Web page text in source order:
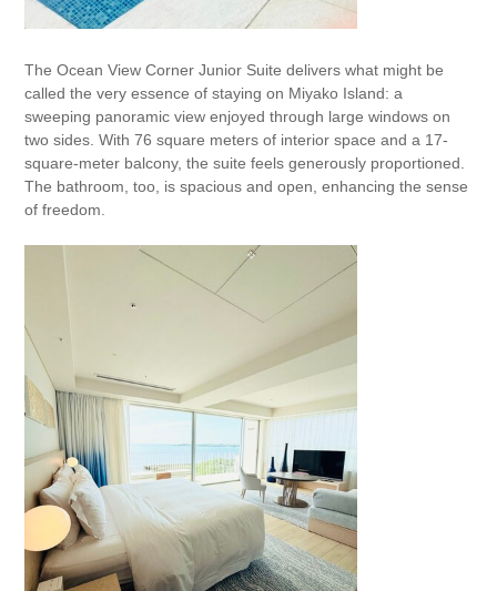
The Ocean View Corner Junior Suite delivers what might be
called the very essence of staying on Miyako Island: a
sweeping panoramic view enjoyed through large windows on
two sides. With 76 square meters of interior space and a 17-
square-meter balcony, the suite feels generously proportioned.
The bathroom, too, is spacious and open, enhancing the sense
of freedom.